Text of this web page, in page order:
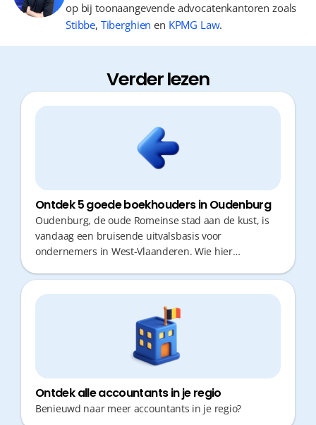
op bij toonaangevende advocatenkantoren zoals
Stibbe, Tiberghien en KPMG Law.
Verder lezen
Ontdek 5 goede boekhouders in Oudenburg
Oudenburg, de oude Romeinse stad aan de kust, is
vandaag een bruisende uitvalsbasis voor
ondernemers in West-Vlaanderen. Wie hier
mogelijk tijd verliezen aan administratieve
rompslomp of verplaatsingen. Een goede boekhouder
is daarbij onmisbaar: niet alleen voor de wettelijke
verplichtingen, maar vooral voor strategisch fiscaal
advies en snelle responstijden. De juiste partner
zorgt ervoor dat je cijfers voor jou werken, in plaats
van andersom.
Ontdek alle accountants in je regio
Benieuwd naar meer accountants in je regio?